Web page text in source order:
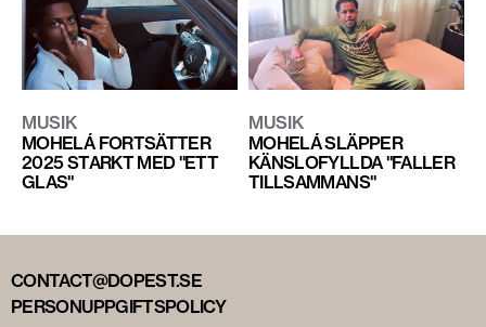
MUSIK
MOHELÁ FORTSÄTTER
2025 STARKT MED "ETT
GLAS"
MUSIK
MOHELÁ SLÄPPER
KÄNSLOFYLLDA "FALLER
TILLSAMMANS"
CONTACT@DOPEST.SE
PERSONUPPGIFTSPOLICY